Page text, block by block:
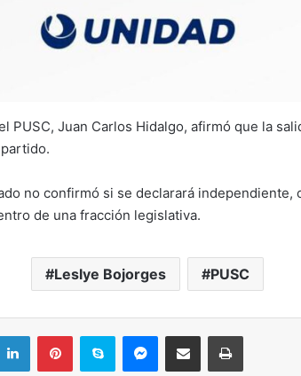
PUSC, Juan Carlos Hidalgo, afirmó que la
no confirmó si se declarará independiente,
de una fracción legislativa.
Leslye Bojorges PUSC
LinkedInPinterestSkype MessengerCompartir por correo electrónicoImprimir